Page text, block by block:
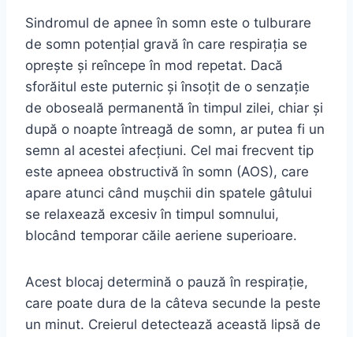
Sindromul de apnee în somn este o tulburare
de somn potențial gravă în care respirația se
oprește și reîncepe în mod repetat. Dacă
sforăitul este puternic și însoțit de o senzație
de oboseală permanentă în timpul zilei, chiar și
după o noapte întreagă de somn, ar putea fi un
semn al acestei afecțiuni. Cel mai frecvent tip
este apneea obstructivă în somn (AOS), care
apare atunci când mușchii din spatele gâtului
se relaxează excesiv în timpul somnului,
blocând temporar căile aeriene superioare.
Acest blocaj determină o pauză în respirație,
care poate dura de la câteva secunde la peste
un minut. Creierul detectează această lipsă de